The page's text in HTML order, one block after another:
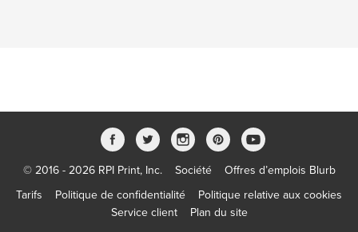
© 2016 - 2026 RPI Print, Inc. Société
Offres d’emplois Blurb
Tarifs
Politique de confidentialité
Politique relative aux cookies
Service client
Plan du site